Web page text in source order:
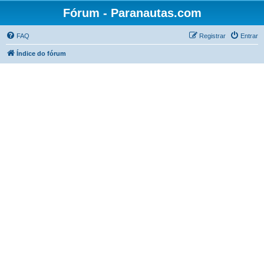
Fórum - Paranautas.com
FAQ Entrar
Registrar
Índice do fórum